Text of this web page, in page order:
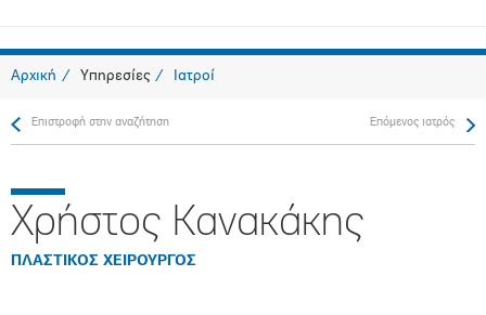
Αρχική Υπηρεσίες Ιατροί
Επιστροφή στην αναζήτηση Επόμενος ιατρός
Χρήστος Κανακάκης
ΠΛΑΣΤΙΚΟΣ ΧΕΙΡΟΥΡΓΟΣ